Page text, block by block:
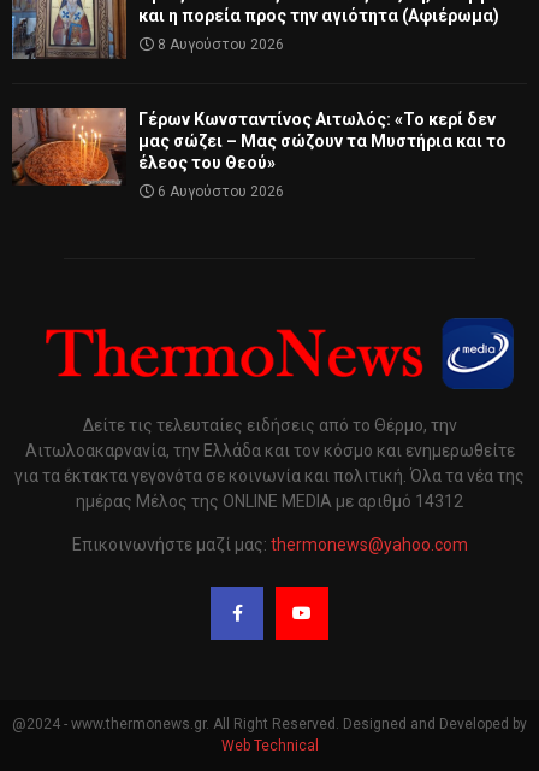
και η πορεία προς την αγιότητα (Αφιέρωμα)
8 Αυγούστου 2026
Γέρων Κωνσταντίνος Αιτωλός: «Το κερί δεν
μας σώζει – Μας σώζουν τα Μυστήρια και το
έλεος του Θεού»
6 Αυγούστου 2026
Δείτε τις τελευταίες ειδήσεις από το Θέρμο, την
Αιτωλοακαρνανία, την Ελλάδα και τον κόσμο και ενημερωθείτε
για τα έκτακτα γεγονότα σε κοινωνία και πολιτική. Όλα τα νέα της
ημέρας Μέλος της ONLINE MEDIA με αριθμό 14312
Επικοινωνήστε μαζί μας: thermonews@yahoo.com
@2024 - www.thermonews.gr. All Right Reserved. Designed and Developed by
Web Technical